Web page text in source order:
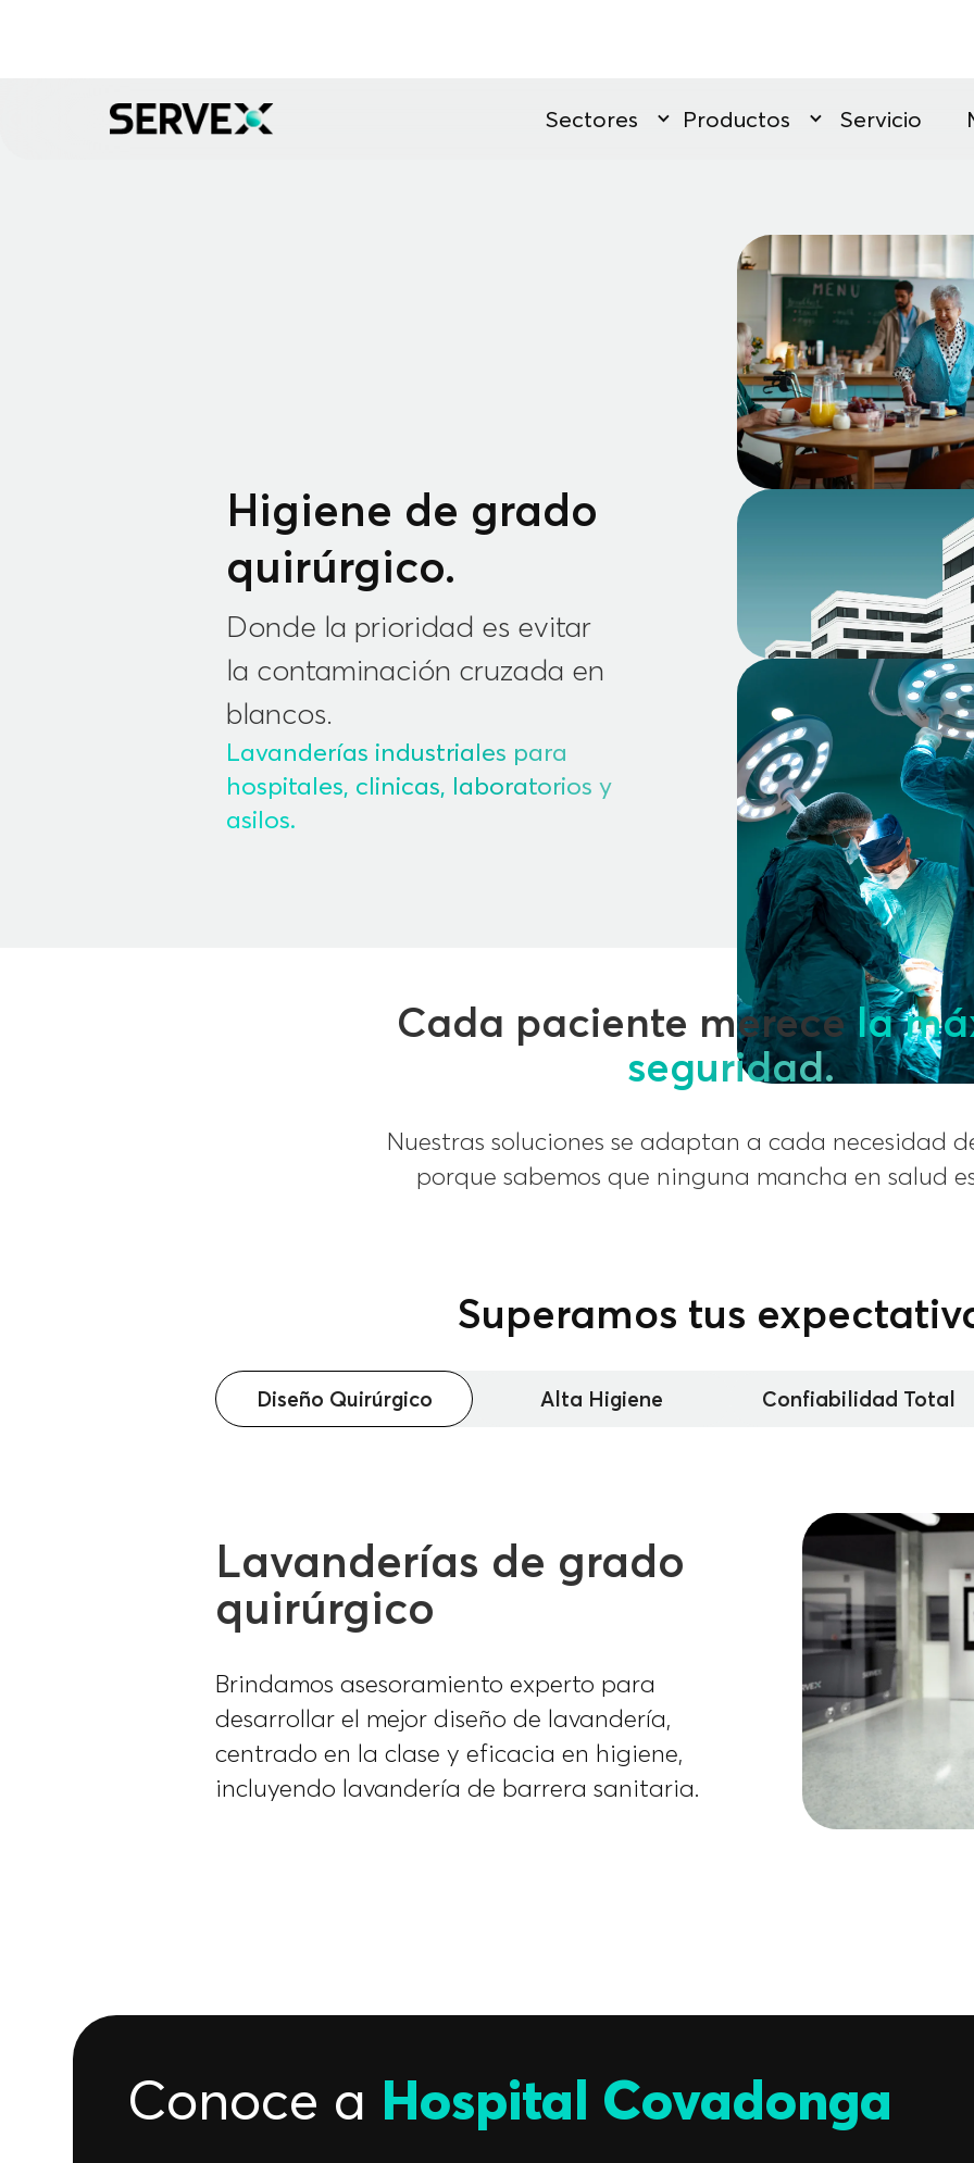
Sectores Productos Servicio
Higiene de grado
quirúrgico.
Donde la prioridad es evitar
la contaminación cruzada en
blancos.
Lavanderías industriales para
hospitales, clinicas, laboratorios y
asilos.
Cada paciente merecela
seguridad.
Nuestras soluciones se adaptan a cada necesidad
porque sabemos que ninguna mancha en salud
Superamos tus
Diseño Quirúrgico Alta Higiene Confiabilidad Total
Lavanderías de grado
quirúrgico
Brindamos asesoramiento experto para
desarrollar el mejor diseño de lavandería,
centrado en la clase y eficacia en higiene,
incluyendo lavandería de barrera sanitaria.
Conoce a Hospital Covadonga